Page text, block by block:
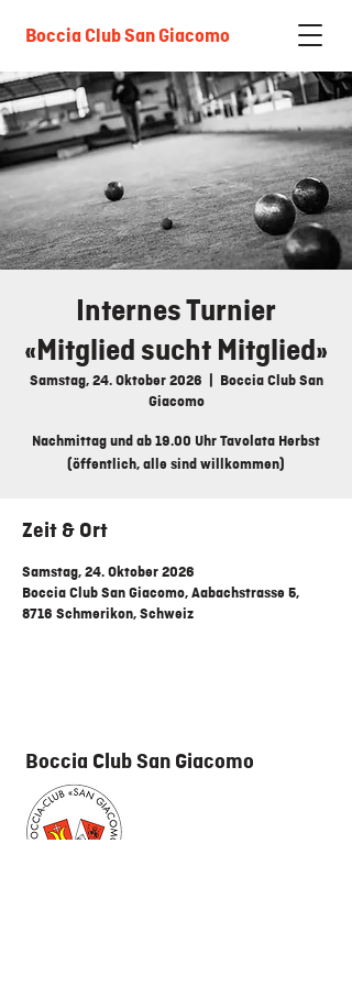
Boccia Club San Giacomo
Internes Turnier
«Mitglied sucht Mitglied»
Samstag, 24. Oktober 2026
Boccia Club San
Giacomo
Nachmittag und ab 19.00 Uhr Tavolata Herbst
(öffentlich, alle sind willkommen)
Zeit & Ort
Samstag, 24. Oktober 2026
Boccia Club San Giacomo, Aabachstrasse 5,
8716 Schmerikon, Schweiz
Boccia Club San Giacomo